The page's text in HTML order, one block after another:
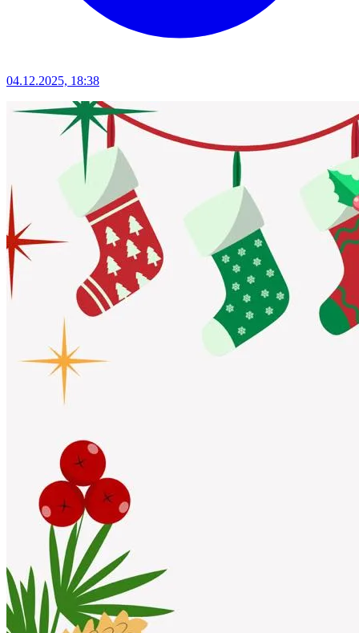
04.12.2025, 18:38